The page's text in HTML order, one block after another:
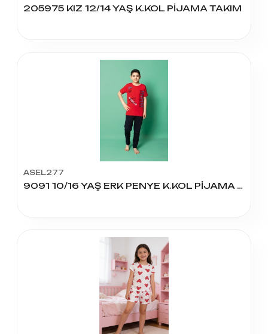
205975 KIZ 12/14 YAŞ K.KOL PİJAMA TAKIM
ASEL277
9091 10/16 YAŞ ERK PENYE K.KOL PİJAMA TK